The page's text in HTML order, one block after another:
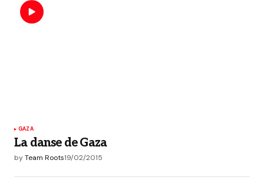
GAZA
La danse de Gaza
byTeam Roots19/02/2015